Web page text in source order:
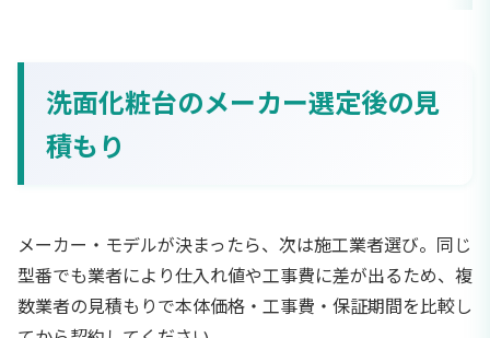
洗面化粧台のメーカー選定後の見
積もり
メーカー・モデルが決まったら、次は施工業者選び。同じ
型番でも業者により仕入れ値や工事費に差が出るため、複
数業者の見積もりで本体価格・工事費・保証期間を比較し